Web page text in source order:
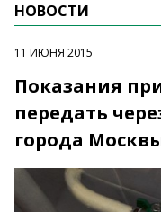
НОВОСТИ
11 ИЮНЯ 2015
Показания
передать
города